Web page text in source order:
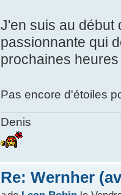
J'en suis au début
passionnante qui
prochaines
Pas encore d'étoiles
Denis
Re: Wernher